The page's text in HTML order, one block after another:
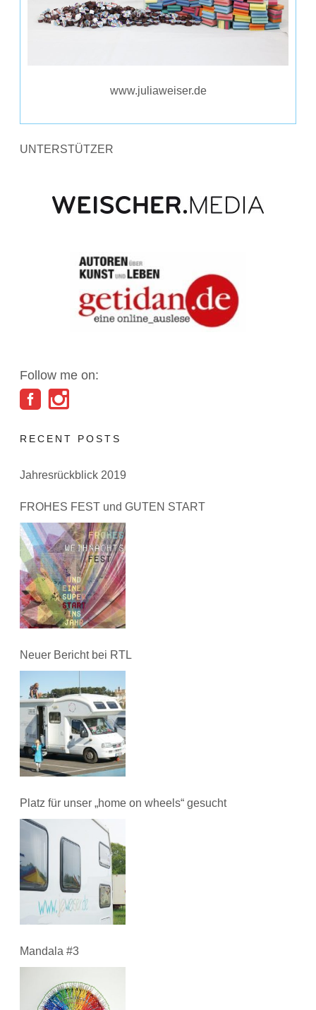
www.juliaweiser.de
UNTERSTÜTZER
Follow me on:
RECENT POSTS
Jahresrückblick 2019
FROHES FEST und GUTEN START
Neuer Bericht bei RTL
Platz für unser „home on wheels“ gesucht
Mandala #3